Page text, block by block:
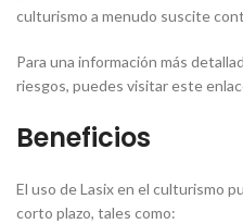
culturismo a menudo suscite
Para una información más
riesgos, puedes visitar este
Beneficios
El uso de Lasix en el culturismo
corto plazo, tales como: